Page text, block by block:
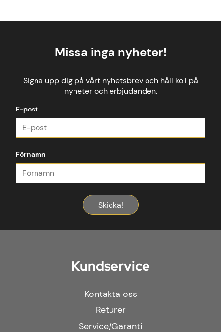
Missa inga nyheter!
Signa upp dig på vårt nyhetsbrev och håll koll på
nyheter och erbjudanden.
E-post
Förnamn
Skicka!
Kundservice
Kontakta oss
Returer
Service/Garanti